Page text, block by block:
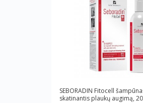
SEBORADIN Fitocell
skatinantis plaukų augimą,